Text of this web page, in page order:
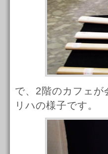
で、2階のカフェが
リハの様子です。